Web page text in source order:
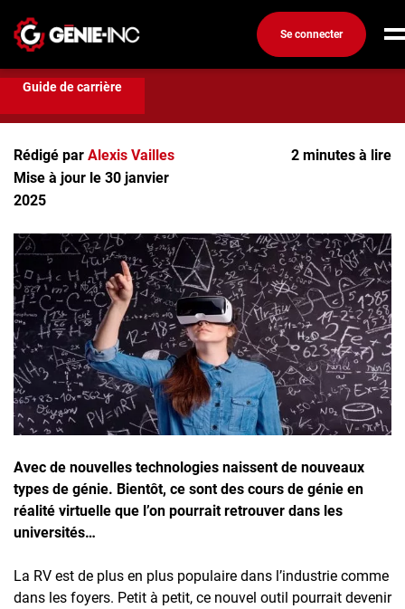
Se connecter
Connexion
Créez un compte
Emplois
Recherchez un emploi
Ma boîte à outils
Conseils carrière
Métiers
Info génie
Nos chroniques
Inscrivez-vous à l'infolettre
Employeurs
Publiez une offre d'emploi
Guide de carrière
Compétences et formation Ingénieurs en RV
Ingénieurs en RV
Rédigé par Alexis Vailles
Mise à jour le 30 janvier
2025
2 minutes à lire
Avec de nouvelles technologies naissent de nouveaux
types de génie. Bientôt, ce sont des cours de génie en
réalité virtuelle que l’on pourrait retrouver dans les
universités…
La RV est de plus en plus populaire dans l’industrie comme
dans les foyers. Petit à petit, ce nouvel outil pourrait devenir